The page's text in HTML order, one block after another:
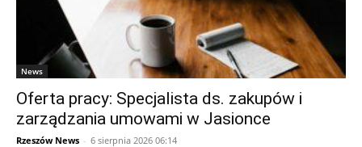
News
Oferta pracy: Specjalista ds. zakupów i
zarządzania umowami w Jasionce
Rzeszów News - 6 sierpnia 2026 06:14